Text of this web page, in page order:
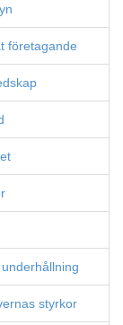
företagande
styrkor